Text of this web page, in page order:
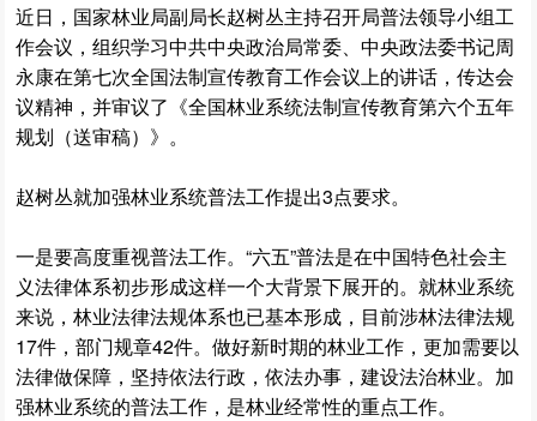
近日，国家林业局副局长赵树丛主持召开局普法领导小组工
作会议，组织学习中共中央政治局常委、中央政法委书记周
永康在第七次全国法制宣传教育工作会议上的讲话，传达会
议精神，并审议了《全国林业系统法制宣传教育第六个五年
规划（送审稿）》。
赵树丛就加强林业系统普法工作提出3点要求。
一是要高度重视普法工作。“六五”普法是在中国特色社会主
义法律体系初步形成这样一个大背景下展开的。就林业系统
来说，林业法律法规体系也已基本形成，目前涉林法律法规
17件，部门规章42件。做好新时期的林业工作，更加需要以
法律做保障，坚持依法行政，依法办事，建设法治林业。加
强林业系统的普法工作，是林业经常性的重点工作。